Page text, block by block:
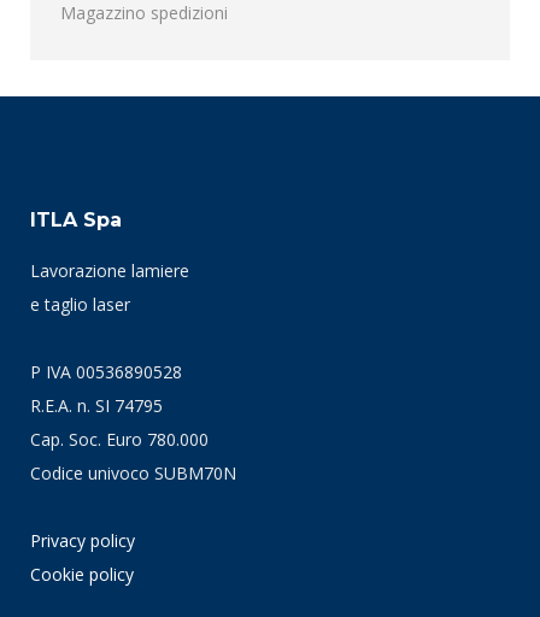
Magazzino spedizioni
ITLA Spa
Lavorazione lamiere
e taglio laser
P IVA 00536890528
R.E.A. n. SI 74795
Cap. Soc. Euro 780.000
Codice univoco SUBM70N
Privacy policy
Cookie policy